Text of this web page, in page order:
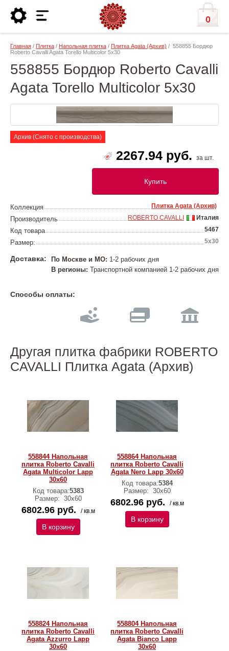
0
Главная / Плитка / Напольная плитка / Плитка Agata (Архив) / 558855 Бордюр
Roberto Cavalli Agata Torello Multicolor 5x30
558855 Бордюр Roberto Cavalli
Agata Torello Multicolor 5x30
Архив (Снято с производства)
2267.94 руб. за шт.
Купить
Коллекция Плитка Agata (Архив)
Производитель Италия
ROBERTO CAVALLI
Код товара 5467
Размер: 5х30
Доставка: По Москве и МО: 1-2 рабочих дня
В регионы: Транспортной компанией 1-2 рабочих дня
Способы оплаты:
Другая плитка фабрики ROBERTO
CAVALLI Плитка Agata (Архив)
558844 Напольная
плитка Roberto Cavalli
Agata Multicolor Lapp
30x60
Код товара:5383
Размер: 30х60
6802.96 руб. / кв.м
В корзину
558864 Напольная
плитка Roberto Cavalli
Agata Nero Lapp 30x60
Код товара:5384
Размер: 30х60
6802.96 руб. / кв.м
В корзину
558824 Напольная
плитка Roberto Cavalli
Agata Azzurro Lapp
30x60
558804 Напольная
плитка Roberto Cavalli
Agata Bianco Lapp
30x60